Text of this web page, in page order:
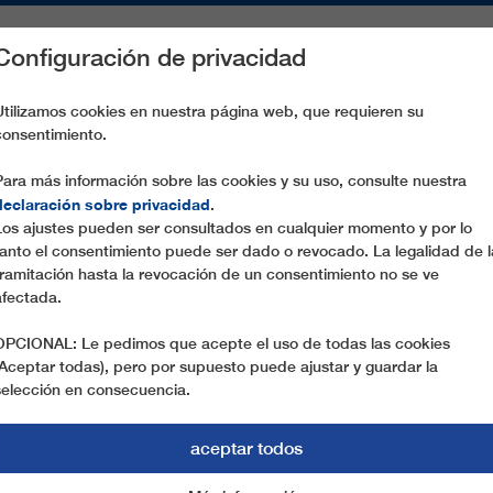
PIEZAS DE RECAMBIO SERVICIO
ÅRE
06.02.2019
WIRTSCHAFTSTALK IM
„Rückkehr der Sportgroßveranstaltungen nach
´Ampezzo“ – unter diesem Titel lud Anton
Wirtschaftstalk in den TirolBerg. Dazu
(FIS Vizepräsident und CEO Skistar), Klaus
Stiftung Cortina 2021) und Philipp Radel (CEO
de privacidad
cookies en nuestra página web, que requieren su
más información sobre las cookies y su uso, consulte nuestra
sobre privacidad.
ajustes pueden ser consultados en cualquier momento y por lo
el consentimiento puede ser dado o revocado. La legalidad de
hasta la revocación de un consentimiento no se ve
Le pedimos que acepte el uso de todas las cookies
todas), pero por supuesto puede ajustar y guardar la
en consecuencia.
aceptar todos